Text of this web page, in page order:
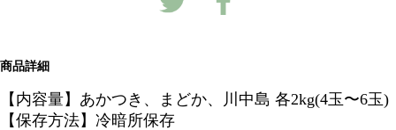
商品詳細
【内容量】あかつき、まどか、川中島 各2kg(4玉〜6玉)
【保存方法】冷暗所保存